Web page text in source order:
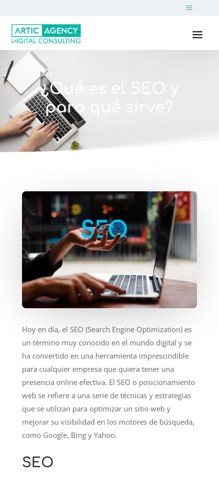
¿Qué es el SEO y
para qué sirve?
Hoy en día, el SEO (Search Engine Optimization) es
un término muy conocido en el mundo digital y se
ha convertido en una herramienta imprescindible
para cualquier empresa que quiera tener una
presencia online efectiva. El SEO o posicionamiento
web se refiere a una serie de técnicas y estrategias
que se utilizan para optimizar un sitio web y
mejorar su visibilidad en los motores de búsqueda,
como Google, Bing y Yahoo.
SEO